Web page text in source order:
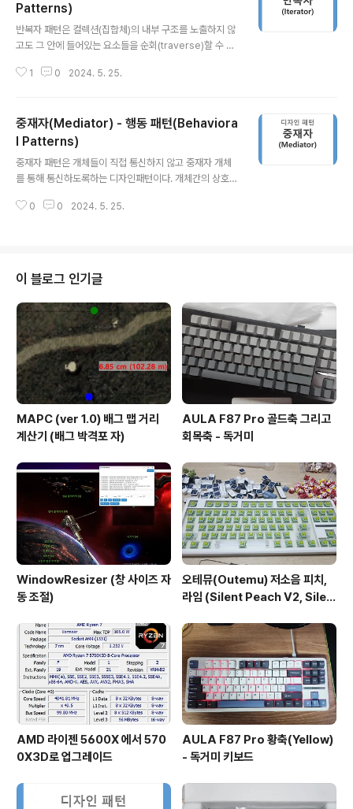
터페이스를 정의한다.2. TerminalExpression (종료 표
현) : 문법의 기본 요소를 정의하며, 해석의 최종 단계를 나
타낸다.3. NonTerminalExpression (비종료 표현) : 문
법의 조합 규칙을 정의하며, 다른 표현식을 결합한다.4. C
ontext (문맥) :..
Patterns)
반복자 패턴은 컬렉션(집합체)의 내부 구조를 노출하지 않
고도 그 안에 들어있는 요소들을 순회(traverse)할 수 있
순회하는 로직을 컬렉션 개체 외부에 정의할 수 있으므로,
이스 : 컬렉션 요소를 순회하는 메서드를 정의한다.2. Con
creteIterator 클래스 : Iterator 인터페이스를 구현하며,
컬렉션 요소를 순회하는 기능을 제공한다.3. Aggregate
인터페이스 :Iterator 개체를 반환하는 메서드를 정의한
다.4. ConcreteAggregate 클래스 : Aggregate 인터
페이스를 구현하며 컬렉션을 ..
1 0 2024. 5. 25.
중재자(Mediator) - 행동 패턴(Behaviora
l Patterns)
중재자 패턴은 개체들이 직접 통신하지 않고 중재자 개체
를 통해 통신하도록하는 디자인패턴이다. 개체간의 상호작
호작용을 한 곳에서 관리할 수 있도록 한다. 주요 개념 부터
개체간의 상호작용을 실제로 조정한다.3. Colleague (동
료개체) : 상호작용하는 개체들로, 중재자와 상호작용한다.
4. ConcreteColleague (구체적인 동료 개체) : Collea
gue 인터페이스를 구현하며, 중재자를 통해 다른 개체들
과 통신한다. 중재자 패턴이 가장 많이 쓰..
0 0 2024. 5. 25.
이 블로그 인기글
MAPC (ver 1.0) 배그 맵 거리
계산기 (배그 박격포 자)
AULA F87 Pro 골드축 그리고
회목축 - 독거미
WindowResizer (창 사이즈 자
동 조절)
오테뮤(Outemu) 저소음 피치,
라임 (Silent Peach V2, Silen
T (EPBT) 무각 아이보리 키캡
AMD 라이젠 5600X 에서 570
0X3D로 업그레이드
AULA F87 Pro 황축(Yellow)
- 독거미 키보드